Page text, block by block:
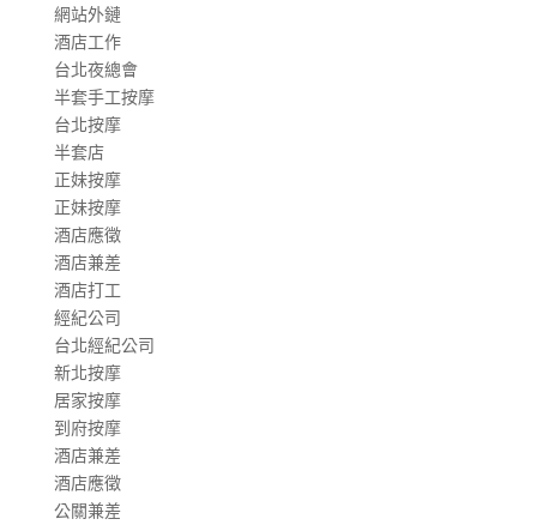
網站外鏈
酒店工作
台北夜總會
半套手工按摩
台北按摩
半套店
正妹按摩
正妹按摩
酒店應徵
酒店兼差
酒店打工
經紀公司
台北經紀公司
新北按摩
居家按摩
到府按摩
酒店兼差
酒店應徵
公關兼差